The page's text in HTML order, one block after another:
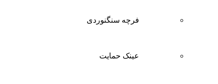
فرچه سنگنوردی
عینک حمایت